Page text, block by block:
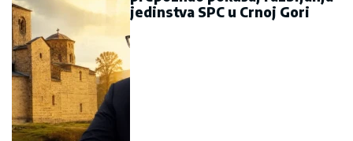
jedinstva SPC u Crnoj Gori